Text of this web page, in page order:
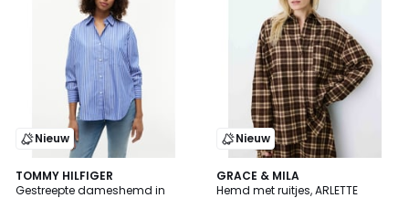
Nieuw
TOMMY HILFIGER
Gestreepte dameshemd in
Nieuw
GRACE & MILA
Hemd met ruitjes, ARLETTE